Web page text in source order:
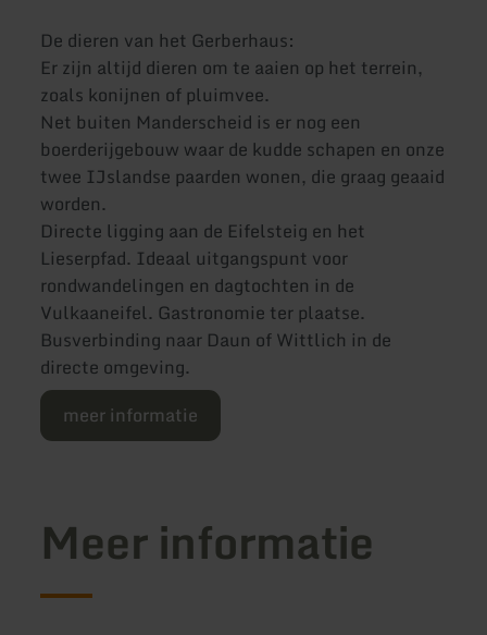
De dieren van het Gerberhaus:
Er zijn altijd dieren om te aaien op het terrein,
zoals konijnen of pluimvee.
Net buiten Manderscheid is er nog een
boerderijgebouw waar de kudde schapen en onze
twee IJslandse paarden wonen, die graag geaaid
worden.
Directe ligging aan de Eifelsteig en het
Lieserpfad. Ideaal uitgangspunt voor
rondwandelingen en dagtochten in de
Vulkaaneifel. Gastronomie ter plaatse.
Busverbinding naar Daun of Wittlich in de
directe omgeving.
meer informatie
Meer informatie